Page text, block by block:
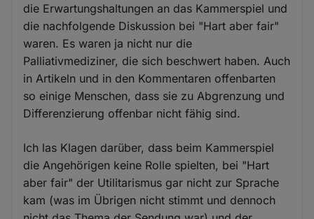
die Erwartungshaltungen an das Kammerspiel und
die nachfolgende Diskussion bei "Hart aber fair"
waren. Es waren ja nicht nur die
Palliativmediziner, die sich beschwert haben. Auch
in Artikeln und in den Kommentaren offenbarten
so einige Menschen, dass sie zu Abgrenzung und
Differenzierung offenbar nicht fähig sind.
Ich las Klagen darüber, dass beim Kammerspiel
die Angehörigen keine Rolle spielten, bei "Hart
aber fair" der Utilitarismus gar nicht zur Sprache
kam (was im Übrigen nicht stimmt und dennoch